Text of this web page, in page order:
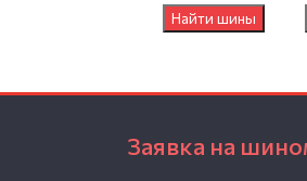
Armstrong
Atlas
Barez
Barum
Найти шины
Заявка на